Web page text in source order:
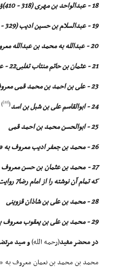
18 - عبدالواحد بن مهرى (318 - 410)ق. نجاشى کتاب «مسند عمار بن یاسر» را نزد این استاد خوانده است
19 - عبدالسلام بن حسین ادیب (329 - 405)ق. کتاب «مهدى (عج)» را نزد این استادش خوانده است
20 - عبدالله به محمد بن عبدالله معروف به «ابومحمد حذاء دعلجى»
21 - عثمان بن حاتم منتاب تغلبى22 - عثمان بن احمد واسطى
23 - على بن احمد بن محمد قمى معروف به «ابن ابى جید» (متوفى 408)ق
24 - ابوالقاسم على بن شبل بن اسد
(
[22]
)
25 - ابوالحسن محمد بن احمد قمى
26 - محمد بن جعفر ادیب معروف به «ابوالحسن تمیمى»(303 - 402)ق
27 - محمد بن عثمان بن حسن
که تمام آن نوشته را از امام رضا7 روایت کرده است، نزد این استاد خوانده است
28 - محمد بن على بن شاذان قزوینى
29 - محمد بن على بن یعقوب معروف به «ابوالفرح قنائى کاتب»
در محضر مفید(رحمه الله)و سید
محمد بن محمد بن نعمان معروف به